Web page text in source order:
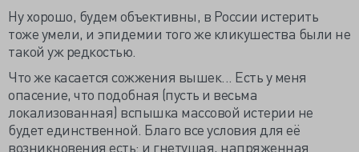
Ну хорошо, будем объективны, в России истерить
тоже умели, и эпидемии того же кликушества были не
такой уж редкостью.
Что же касается сожжения вышек... Есть у меня
опасение, что подобная (пусть и весьма
локализованная) вспышка массовой истерии не
будет единственной. Благо все условия для её
возникновения есть: и гнетущая, напряженная